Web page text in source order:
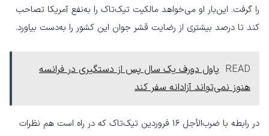
را گرفت. این‌بار او می‌خواهد مالکیت تیک‌تاک را به‌نفع آمریکا تصاحب
کند تا درصد بیشتری از رضایت قشر جوان این کشور را به‌دست بیاورد.
READ پاول دورف یک سال پس از دستگیری در فرانسه
هنوز نمی‌تواند آزادانه سفر کند
در رابطه با ضرب‌الأجل ۱۶ فروردین تیک‌تاک که در راه است هم نظرات